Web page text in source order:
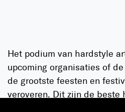
Het podium van hardstyle
upcoming organisaties of
de grootste feesten en
veroveren. Dit zijn de beste